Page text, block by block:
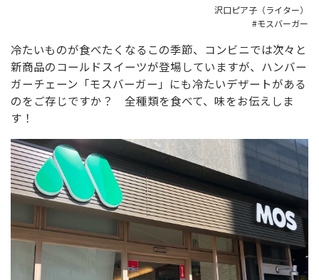
沢口ピア子（ライター）
モスバーガー
冷たいものが食べたくなるこの季節、コンビニでは次々と
新商品のコールドスイーツが登場していますが、ハンバー
ガーチェーン「モスバーガー」にも冷たいデザートがある
のをご存じですか？ 全種類を食べて、味をお伝えしま
す！